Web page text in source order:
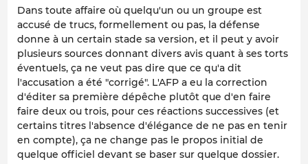
Dans toute affaire où quelqu'un ou un groupe est
accusé de trucs, formellement ou pas, la défense
donne à un certain stade sa version, et il peut y avoir
plusieurs sources donnant divers avis quant à ses torts
éventuels, ça ne veut pas dire que ce qu'a dit
l'accusation a été "corrigé". L'AFP a eu la correction
d'éditer sa première dépêche plutôt que d'en faire
faire deux ou trois, pour ces réactions successives (et
certains titres l'absence d'élégance de ne pas en tenir
en compte), ça ne change pas le propos initial de
quelque officiel devant se baser sur quelque dossier.